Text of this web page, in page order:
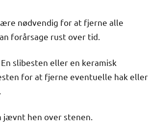
nødvendig for at fjerne alle
forårsage rust over tid.
slibesten eller en keramisk
for at fjerne eventuelle hak eller
hen over stenen.